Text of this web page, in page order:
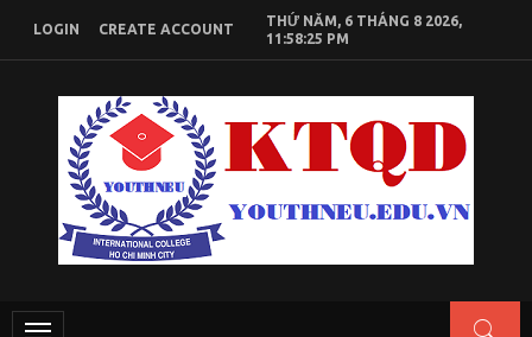
content
LOGIN CREATE ACCOUNT
THỨ NĂM, 6 THÁNG 8 2026,
11:58:26 PM
KIẾN THỨC KINH TẾ QUỐC DÂN